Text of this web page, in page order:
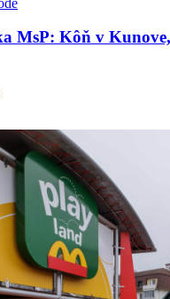
MsP: Kôň v